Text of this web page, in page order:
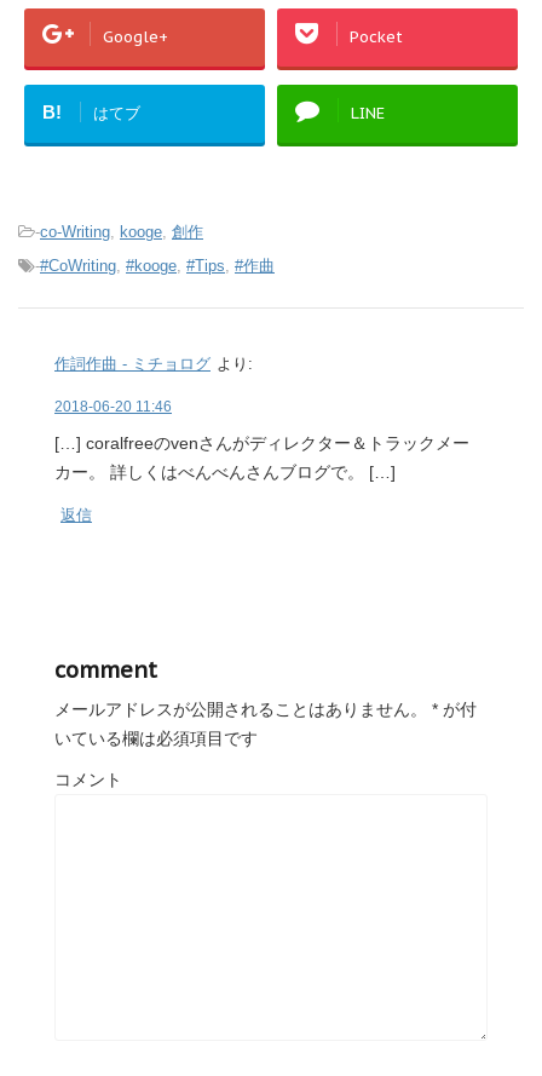
Google+ Pocket
B! はてブ LINE
-co-Writing kooge 創作
-#CoWriting #kooge #Tips #作曲
作詞作曲 - ミチョログ より:
2018-06-20 11:46
[…] coralfreeのvenさんがディレクター＆トラックメー
カー。 詳しくはべんべんさんブログで。 […]
返信
comment
メールアドレスが公開されることはありません。 * が付
いている欄は必須項目です
コメント